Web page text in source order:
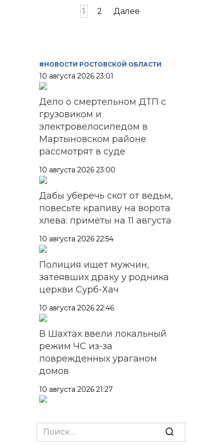
1 2 Далее
#НОВОСТИ РОСТОВСКОЙ ОБЛАСТИ
10 августа 2026 23:01
Дело о смертельном ДТП с
грузовиком и
электровелосипедом в
Мартыновском районе
рассмотрят в суде
10 августа 2026 23:00
Дабы уберечь скот от ведьм,
повесьте крапиву на ворота
хлева: приметы на 11 августа
10 августа 2026 22:54
Полиция ищет мужчин,
затеявших драку у родника
церкви Сурб-Хач
10 августа 2026 22:46
В Шахтах ввели локальный
режим ЧС из-за
поврежденных ураганом
домов
10 августа 2026 21:27
начнут курсировать по
донским дорогам до 2030
Search
for: